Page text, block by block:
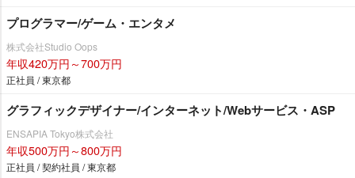
プログラマー/ゲーム・エンタメ
株式会社Studio Oops
年収420万円～700万円
正社員 / 東京都
グラフィックデザイナー/インターネット/Webサービス・ASP
ENSAPIA Tokyo株式会社
年収500万円～800万円
正社員 / 契約社員 / 東京都